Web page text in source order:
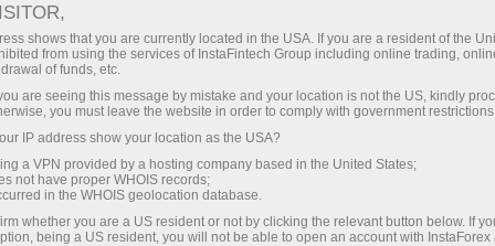
АВСТРАЛИЙСКИЙ ДОЛЛАР
ВЫРОС НА ФОНЕ
БЛАГОПРИЯТНЫХ ДАННЫХ ПО
ЗАНЯТОСТИ И ОБЕЩАНИЙ
ОБЕСПЕЧЕНИЯ ЛИКВИДНОСТИ
CREDIT SUISSE
shows that you are currently located in the USA. If you are a resident of the
from using the services of InstaFintech Group including online trading,
of funds, etc.
are seeing this message by mistake and your location is not the US, kindly
you must leave the website in order to comply with government
IP address show your location as the USA?
a VPN provided by a hosting company based in the United States;
not have proper WHOIS records;
in the WHOIS geolocation database.
whether you are a US resident or not by clicking the relevant button below. If
being a US resident, you will not be able to open an account with InstaForex